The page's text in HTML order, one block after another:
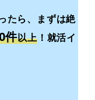
たら、まずは絶
件以上！就活イ